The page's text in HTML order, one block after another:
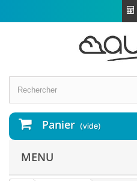
Panier (vide)
MENU